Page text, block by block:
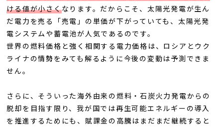
ける値が小さくなります。だからこそ、太陽光発電が生ん
だ電力を売る「売電」の単価が下がっていても、太陽光発
電システムや蓄電池が人気であるのです。
世界の燃料価格と強く相関する電力価格は、ロシアとウク
ライナの情勢をみても解るように今後の変動は予測できま
せん。
さらに、そういった海外由来の燃料・石炭火力発電からの
脱却を目指す限り、我が国では再生可能エネルギーの導入
を推進するためにも、賦課金の高騰はまだまだ継続すると